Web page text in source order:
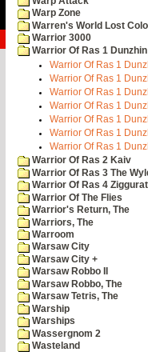
Warp Zone
Warren's World Lost
Warrior 3000
Warrior Of Ras 1 Dunzhin
Warrior Of Ras 1
Warrior Of Ras 1
Warrior Of Ras 1
Warrior Of Ras 1
Warrior Of Ras 1
Warrior Of Ras 1
Warrior Of Ras 1
Warrior Of Ras 2 Kaiv
Warrior Of Ras 3 The
Warrior Of Ras 4 Ziggurat
Warrior Of The Flies
Warrior's Return, The
Warriors, The
Warroom
Warsaw City
Warsaw City +
Warsaw Robbo II
Warsaw Robbo, The
Warsaw Tetris, The
Warship
Warships
Wassergnom 2
Wasteland